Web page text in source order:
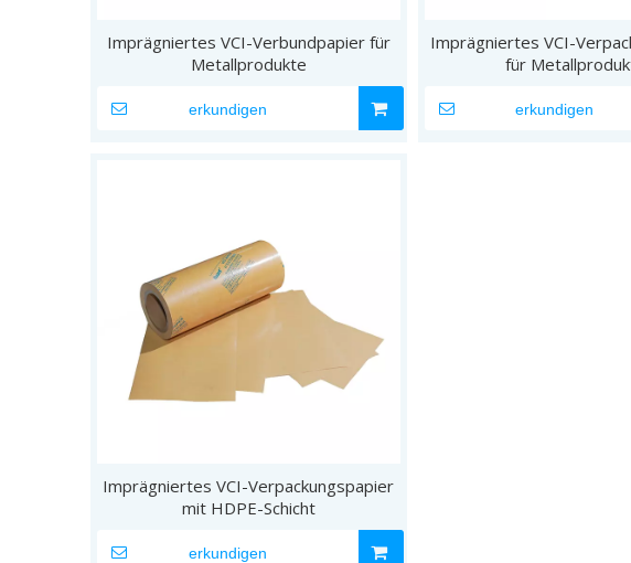
Imprägniertes VCI-Verbundpapier für
Metallprodukte
erkundigen
Imprägniertes VCI-
für
erkundigen
Imprägniertes VCI-Verpackungspapier
mit HDPE-Schicht
erkundigen